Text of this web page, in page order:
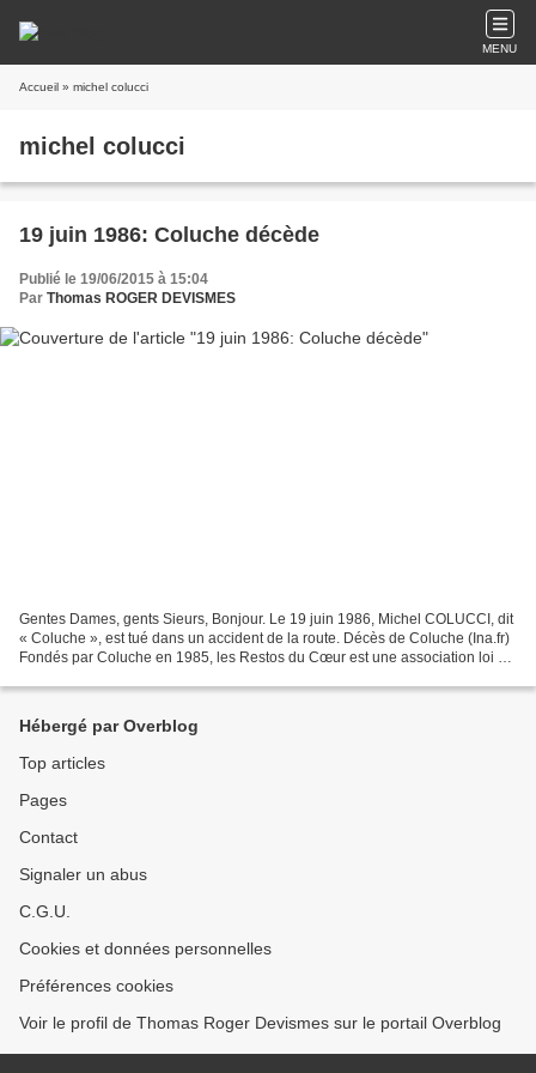
MENU
Accueil » michel colucci
michel colucci
19 juin 1986: Coluche décède
Publié le 19/06/2015 à 15:04
Par Thomas ROGER DEVISMES
Gentes Dames, gents Sieurs, Bonjour. Le 19 juin 1986, Michel COLUCCI, dit
« Coluche », est tué dans un accident de la route. Décès de Coluche (Ina.fr)
Fondés par Coluche en 1985, les Restos du Cœur est une association loi de
Hébergé par Overblog
Top articles
Pages
Contact
Signaler un abus
C.G.U.
Cookies et données personnelles
Préférences cookies
Voir le profil de Thomas Roger Devismes sur le portail Overblog